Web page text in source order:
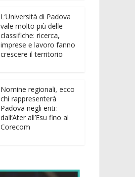
L’Università di Padova
vale molto più delle
classifiche: ricerca,
imprese e lavoro fanno
crescere il territorio
Nomine regionali, ecco
chi rappresenterà
Padova negli enti:
dall’Ater all’Esu fino al
Corecom